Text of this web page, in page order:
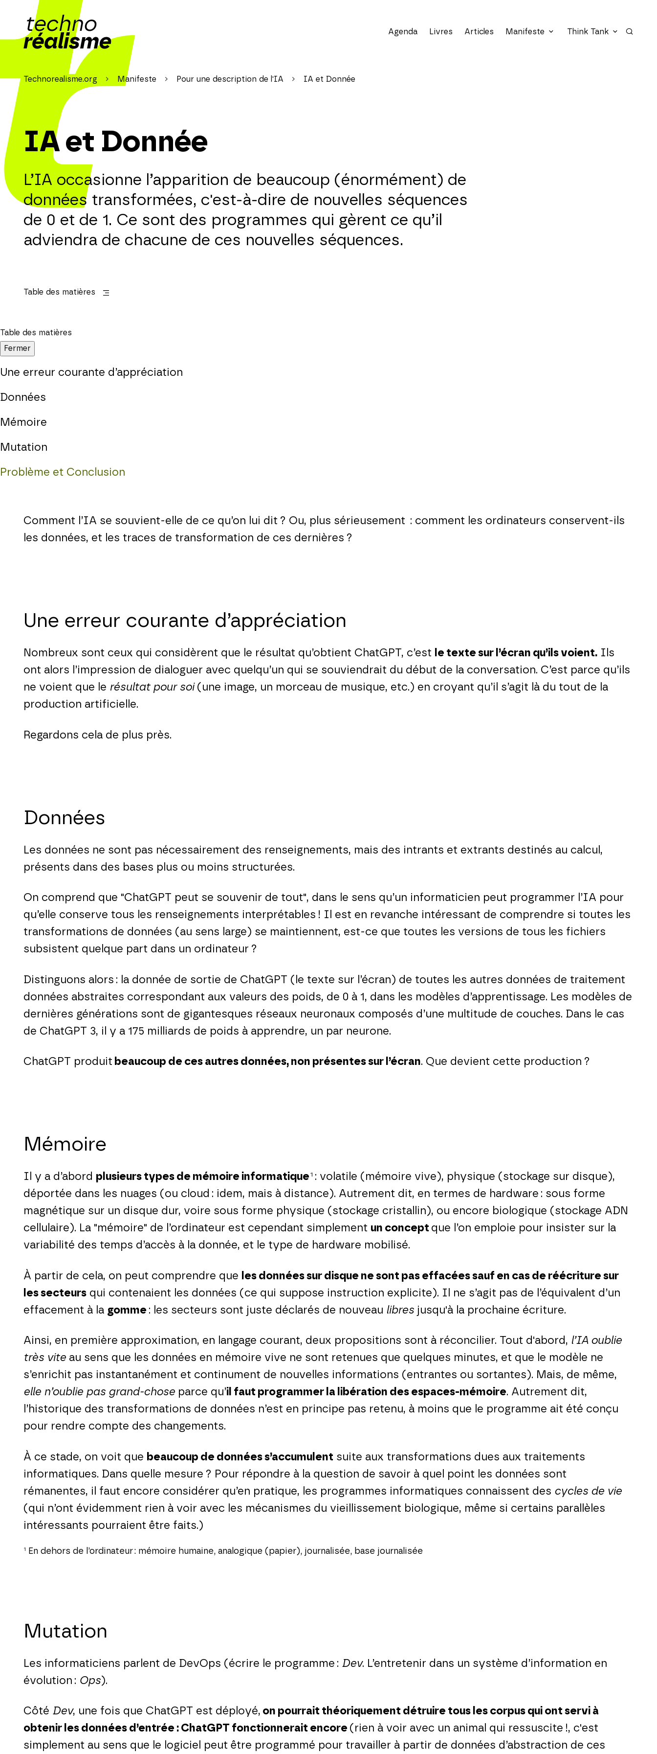
Agenda Livres Articles Manifeste Think Tank
Technorealisme.org Manifeste Pour une description de l'IA IA et Donnée
IA et Donnée
L’IA occasionne l’apparition de beaucoup (énormément) de
données transformées, c'est-à-dire de nouvelles séquences
de 0 et de 1. Ce sont des programmes qui gèrent ce qu’il
adviendra de chacune de ces nouvelles séquences.
Table des matières
Table des matières
Fermer
Une erreur courante d’appréciation
Données
Mémoire
Mutation
Problème et Conclusion
Comment l’IA se souvient-elle de ce qu’on lui dit ? Ou, plus sérieusement : comment les ordinateurs conservent-ils
les données, et les traces de transformation de ces dernières ?
Une erreur courante d’appréciation
Nombreux sont ceux qui considèrent que le résultat qu’obtient ChatGPT, c’est le texte sur l’écran qu’ils voient. Ils
ont alors l’impression de dialoguer avec quelqu’un qui se souviendrait du début de la conversation. C’est parce qu’ils
ne voient que le résultat pour soi(une image, un morceau de musique, etc.) en croyant qu’il s’agit là du tout de la
production artificielle.
Regardons cela de plus près.
Données
Les données ne sont pas nécessairement des renseignements, mais des intrants et extrants destinés au calcul,
présents dans des bases plus ou moins structurées.
On comprend que "ChatGPT peut se souvenir de tout", dans le sens qu’un informaticien peut programmer l’IA pour
qu’elle conserve tous les renseignements interprétables ! Il est en revanche intéressant de comprendre si toutes les
transformations de données (au sens large) se maintiennent, est-ce que toutes les versions de tous les fichiers
subsistent quelque part dans un ordinateur ?
Distinguons alors : la donnée de sortie de ChatGPT (le texte sur l’écran) de toutes les autres données de traitement
données abstraites correspondant aux valeurs des poids, de 0 à 1, dans les modèles d’apprentissage. Les modèles de
dernières générations sont de gigantesques réseaux neuronaux composés d’une multitude de couches. Dans le cas
de ChatGPT 3, il y a 175 milliards de poids à apprendre, un par neurone.
ChatGPT produit beaucoup de ces autres données, non présentes sur l’écran. Que devient cette production ?
Mémoire
Il y a d’abord plusieurs types de mémoire informatique 1 : volatile (mémoire vive), physique (stockage sur disque),
déportée dans les nuages (ou cloud : idem, mais à distance). Autrement dit, en termes de hardware : sous forme
magnétique sur un disque dur, voire sous forme physique (stockage cristallin), ou encore biologique (stockage ADN
cellulaire). La "mémoire" de l’ordinateur est cependant simplement un concept que l’on emploie pour insister sur la
variabilité des temps d’accès à la donnée, et le type de hardware mobilisé.
À partir de cela, on peut comprendre que
les données sur disque ne sont pas effacées sauf en cas de réécriture sur
les secteurs qui contenaient les données (ce qui suppose instruction explicite). Il ne s’agit pas de l’équivalent d’un
effacement à la gomme : les secteurs sont juste déclarés de nouveau libres jusqu'à la prochaine écriture.
Ainsi, en première approximation, en langage courant, deux propositions sont à réconcilier. Tout d'abord, l’IA oublie
très vite au sens que les données en mémoire vive ne sont retenues que quelques minutes, et que le modèle ne
s’enrichit pas instantanément et continument de nouvelles informations (entrantes ou sortantes). Mais, de même,
elle n’oublie pas grand-chose parce qu’il faut programmer la libération des espaces-mémoire. Autrement dit,
l’historique des transformations de données n’est en principe pas retenu, à moins que le programme ait été conçu
pour rendre compte des changements.
À ce stade, on voit que beaucoup de données s’accumulent suite aux transformations dues aux traitements
informatiques. Dans quelle mesure ? Pour répondre à la question de savoir à quel point les données sont
rémanentes, il faut encore considérer qu’en pratique, les programmes informatiques connaissent des cycles de vie
(qui n’ont évidemment rien à voir avec les mécanismes du vieillissement biologique, même si certains parallèles
intéressants pourraient être faits.)
1 En dehors de l’ordinateur : mémoire humaine, analogique (papier), journalisée, base journalisée
Mutation
Les informaticiens parlent de DevOps (écrire le programme : Dev. L’entretenir dans un système d’information en
évolution : Ops).
Côté Dev, une fois que ChatGPT est déployé, on pourrait théoriquement détruire tous les corpus qui ont servi à
obtenir les données d’entrée : ChatGPT fonctionnerait encore (rien à voir avec un animal qui ressuscite !, c'est
simplement au sens que le logiciel peut être programmé pour travailler à partir de données d’abstraction de ces